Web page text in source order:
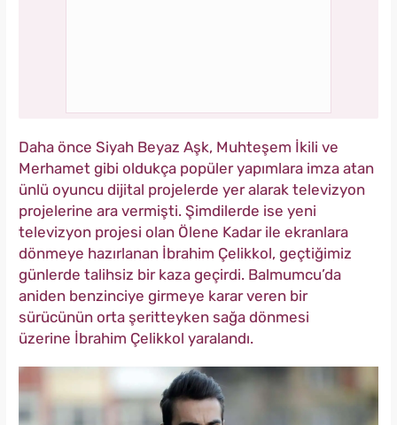
Daha önce Siyah Beyaz Aşk, Muhteşem İkili ve
Merhamet gibi oldukça popüler yapımlara imza atan
ünlü oyuncu dijital projelerde yer alarak televizyon
projelerine ara vermişti. Şimdilerde ise yeni
televizyon projesi olan Ölene Kadar ile ekranlara
dönmeye hazırlanan İbrahim Çelikkol, geçtiğimiz
günlerde talihsiz bir kaza geçirdi. Balmumcu’da
aniden benzinciye girmeye karar veren bir
sürücünün orta şeritteyken sağa dönmesi
üzerine İbrahim Çelikkol yaralandı.